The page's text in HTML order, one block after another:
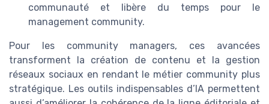
communauté et libère du temps pour le
management community.
Pour les community managers, ces avancées
transforment la création de contenu et la gestion
réseaux sociaux en rendant le métier community plus
stratégique. Les outils indispensables d’IA permettent